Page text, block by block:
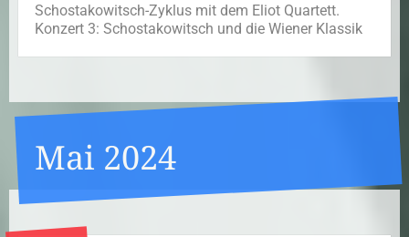
Schostakowitsch-Zyklus mit dem Eliot Quartett.
Konzert 3: Schostakowitsch und die Wiener Klassik
Mai 2024